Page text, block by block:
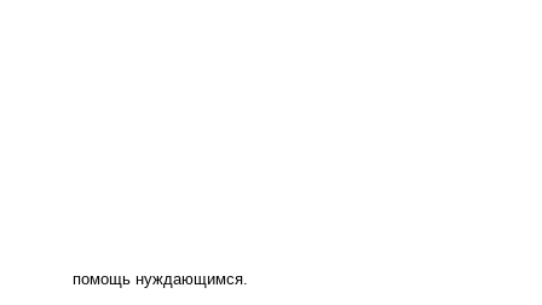
помощь нуждающимся.